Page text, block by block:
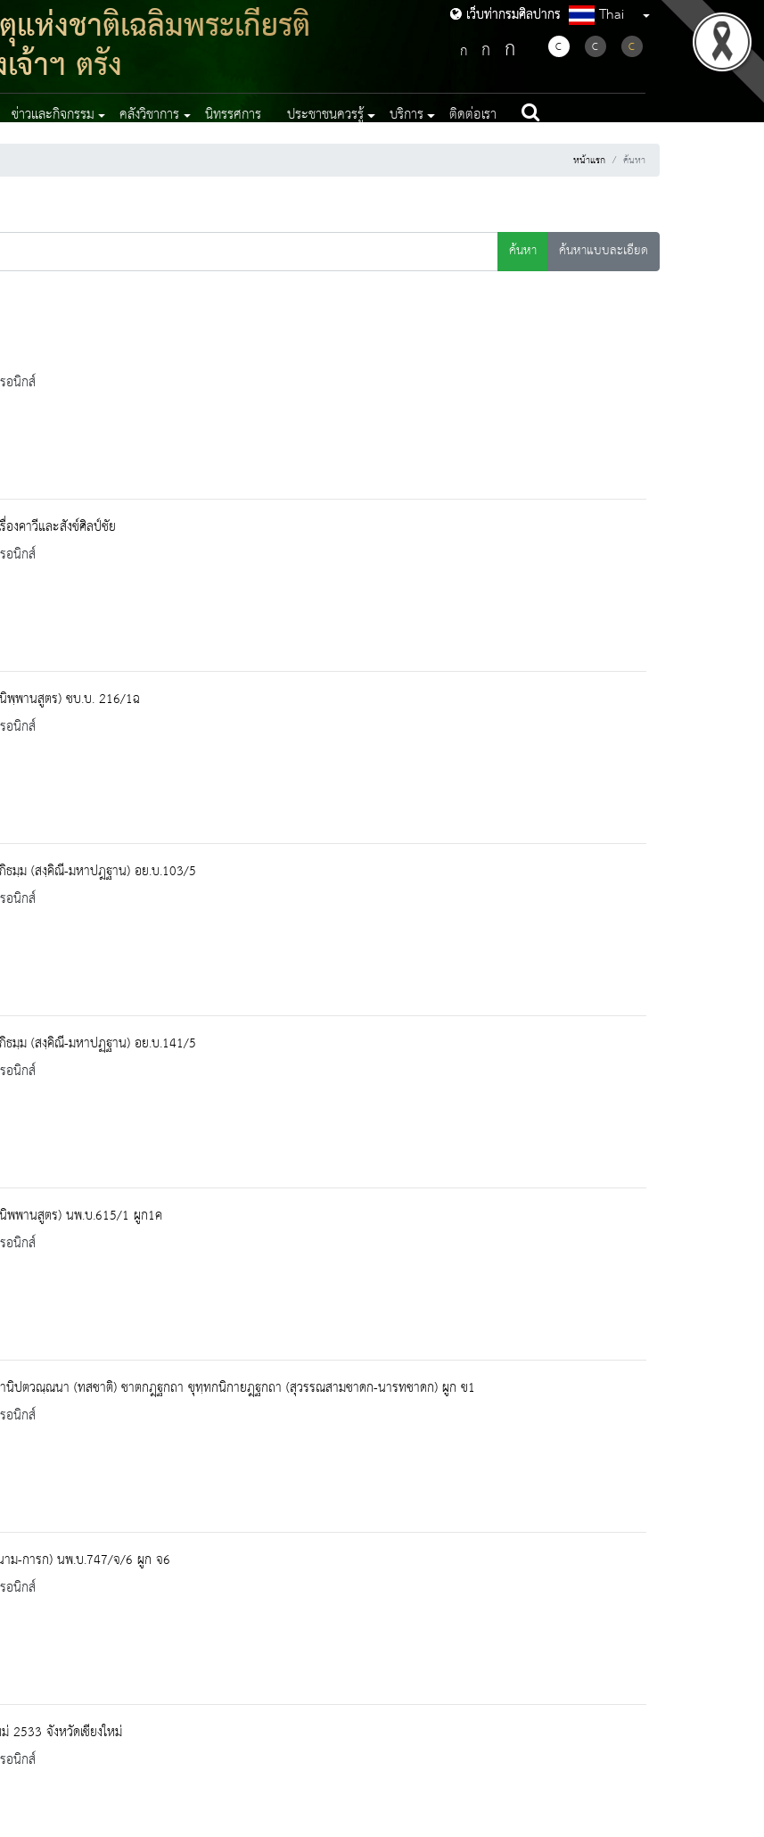
เว็บท่ากรมศิลปากร
ห่งชาติเฉลิมพระเกียรติ
จ้าฯ ตรัง
เว็บท่ากรมศิลปากร Thai
ก ก ก C C C
ข่าวและกิจกรรม คลังวิชาการ นิทรรศการ ประชาชนควรรู้ บริการ ติดต่อเรา
หน้าแรก ค้นหา
ค้นหา
ค้นหาแบบละเอียด
อนิกส์
องคาวีและสังข์ศิลป์ชัย
อนิกส์
พานสูตร) ชบ.บ. 216/1ฉ
อนิกส์
มฺม (สงฺคิณี-มหาปฎฐาน) อย.บ.103/5
อนิกส์
มฺม (สงฺคิณี-มหาปฏฺฐาน) อย.บ.141/5
อนิกส์
พานสูตร) นพ.บ.615/1 ผูก1ค
อนิกส์
นิปตวณฺณนา (ทสชาติ) ชาตกฎฺฐกถา ขุทฺทกนิกายฎฺฐกถา (สุวรรณสามชาดก-นารทชาดก) ผูก ข1
อนิกส์
ม-การก) นพ.บ.747/จ/6 ผูก จ6
อนิกส์
ม่ 2533 จังหวัดเชียงใหม่
อนิกส์